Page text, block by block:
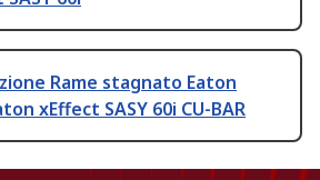
Rame stagnato Eaton
xEffect SASY 60i CU-BAR